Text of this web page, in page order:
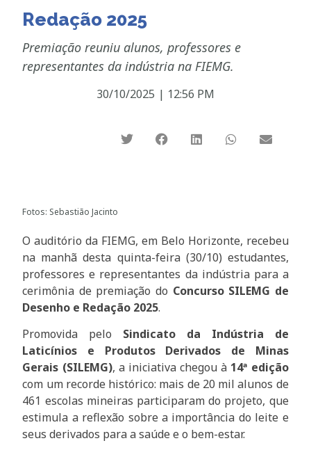
Redação 2025
Premiação reuniu alunos, professores e
representantes da indústria na FIEMG.
30/10/2025 | 12:56 PM
Fotos: Sebastião Jacinto
O auditório da FIEMG, em Belo Horizonte, recebeu
na manhã desta quinta-feira (30/10) estudantes,
professores e representantes da indústria para a
cerimônia de premiação do Concurso SILEMG de
Desenho e Redação 2025.
Promovida pelo Sindicato da Indústria de
Laticínios e Produtos Derivados de Minas
Gerais (SILEMG), a iniciativa chegou à 14ª edição
com um recorde histórico: mais de 20 mil alunos de
461 escolas mineiras participaram do projeto, que
estimula a reflexão sobre a importância do leite e
seus derivados para a saúde e o bem-estar.